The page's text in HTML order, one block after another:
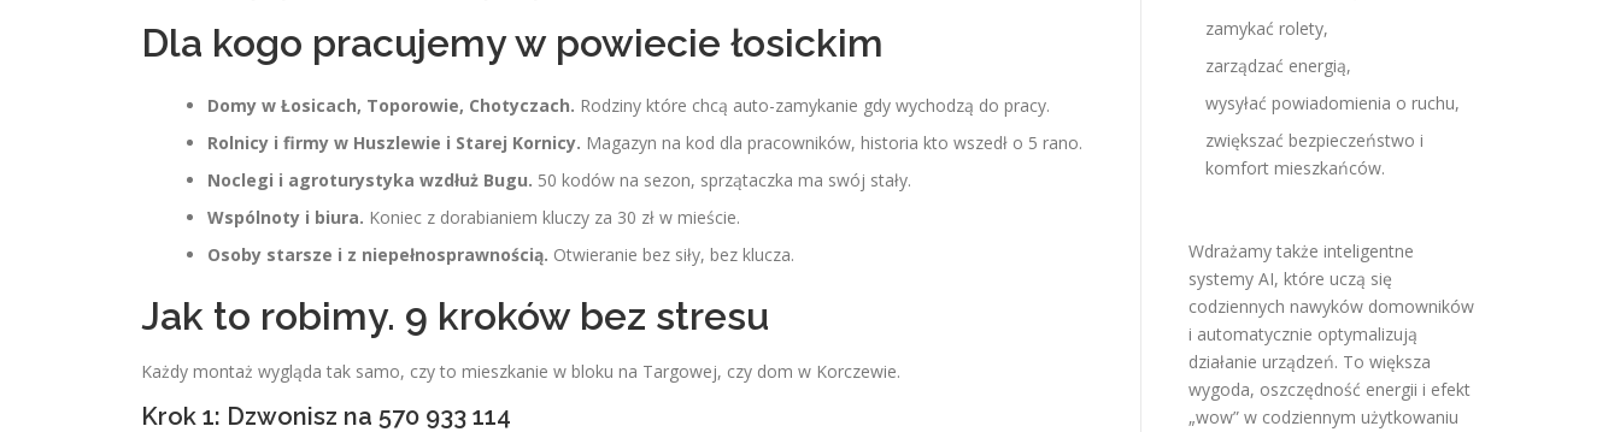
Dla kogo pracujemy w powiecie łosickim
Domy w Łosicach, Toporowie, Chotyczach. Rodziny które chcą auto-zamykanie gdy wychodzą do pracy.
Rolnicy i firmy w Huszlewie i Starej Kornicy. Magazyn na kod dla pracowników, historia kto wszedł o 5 rano.
Noclegi i agroturystyka wzdłuż Bugu. 50 kodów na sezon, sprzątaczka ma swój stały.
Wspólnoty i biura. Koniec z dorabianiem kluczy za 30 zł w mieście.
Osoby starsze i z niepełnosprawnością. Otwieranie bez siły, bez klucza.
Jak to robimy. 9 kroków bez stresu
Każdy montaż wygląda tak samo, czy to mieszkanie w bloku na Targowej, czy dom w Korczewie.
Krok 1: Dzwonisz na 570 933 114
zamykać rolety,
zarządzać energią,
wysyłać powiadomienia o ruchu,
zwiększać bezpieczeństwo i
komfort mieszkańców.
Wdrażamy także inteligentne
systemy AI, które uczą się
codziennych nawyków domowników
i automatycznie optymalizują
działanie urządzeń. To większa
wygoda, oszczędność energii i efekt
„wow” w codziennym użytkowaniu